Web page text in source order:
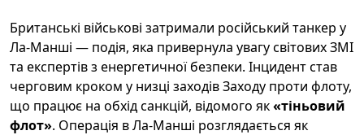
Британські військові затримали російський танкер у
Ла‑Манші — подія, яка привернула увагу світових ЗМІ
та експертів з енергетичної безпеки. Інцидент став
черговим кроком у низці заходів Заходу проти флоту,
що працює на обхід санкцій, відомого як«тіньовий
флот». Операція в Ла‑Манші розглядається як